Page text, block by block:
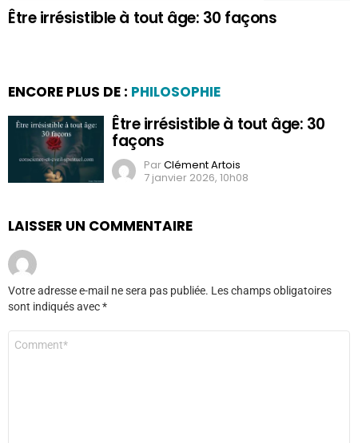
Être irrésistible à tout âge: 30 façons
ENCORE PLUS DE : PHILOSOPHIE
Être irrésistible à tout âge: 30
façons
ParClément Artois
7 janvier 2026, 10h08
LAISSER UN COMMENTAIRE
Votre adresse e-mail ne sera pas publiée. Les champs obligatoires
sont indiqués avec*
Commentaire